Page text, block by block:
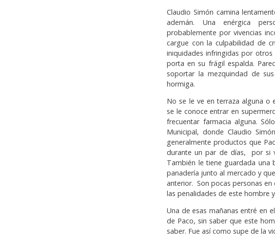
Claudio Simón camina
ademán. Una enérgica
probablemente por vivencias
cargue con la culpabilidad de
iniquidades infringidas por
porta en su frágil espalda.
soportar la mezquindad de
hormiga.
No se le ve en terraza alguna o
se le conoce entrar en
frecuentar farmacia alguna.
Municipal, donde Claudio
generalmente productos que
durante un par de días, por si
También le tiene guardada una
panadería junto al mercado y
anterior. Son pocas personas
las penalidades de este hombre
Una de esas mañanas entré en
de Paco, sin saber que este
saber. Fue así como supe de la